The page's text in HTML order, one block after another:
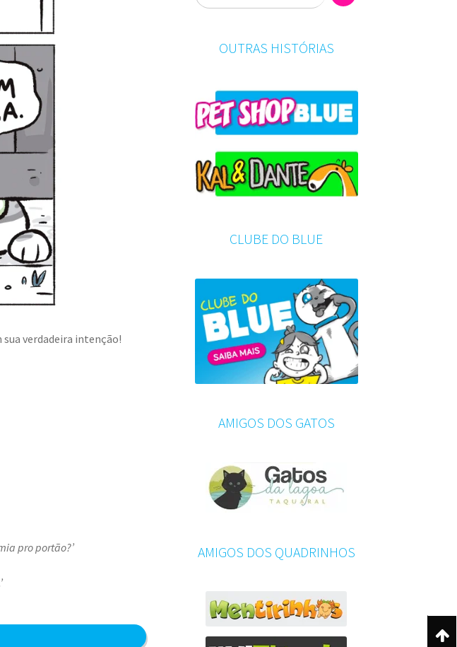
verdadeira intenção!
pro portão?’
OUTRAS HISTÓRIAS
CLUBE DO BLUE
AMIGOS DOS GATOS
AMIGOS DOS QUADRINHOS